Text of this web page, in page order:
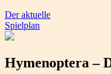
Der aktuelle
Spielplan
Hymenoptera –